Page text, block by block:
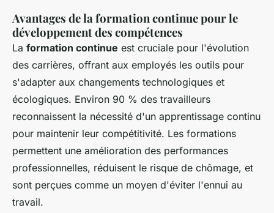
Avantages de la formation continue pour le
développement des compétences
La formation continue est cruciale pour l'évolution
des carrières, offrant aux employés les outils pour
s'adapter aux changements technologiques et
écologiques. Environ 90 % des travailleurs
reconnaissent la nécessité d'un apprentissage continu
pour maintenir leur compétitivité. Les formations
permettent une amélioration des performances
professionnelles, réduisent le risque de chômage, et
sont perçues comme un moyen d'éviter l'ennui au
travail.